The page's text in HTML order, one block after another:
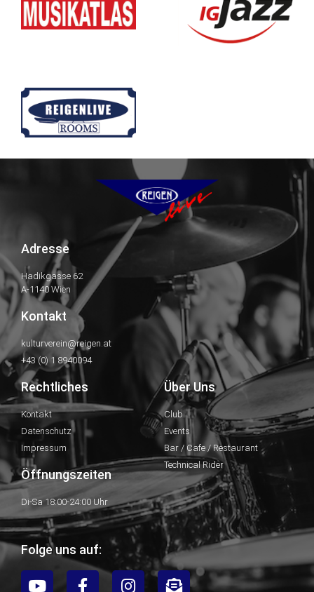
Adresse
Hadikgasse 62
A-1140 Wien
Kontakt
kulturverein@reigen.at
+43 (0) 1 8940094
Rechtliches
Kontakt
Datenschutz
Impressum
Öffnungszeiten
Di-Sa 18:00-24:00 Uhr
Über Uns
Club
Events
Bar / Cafe / Restaurant
Technical Rider
Folge uns auf: